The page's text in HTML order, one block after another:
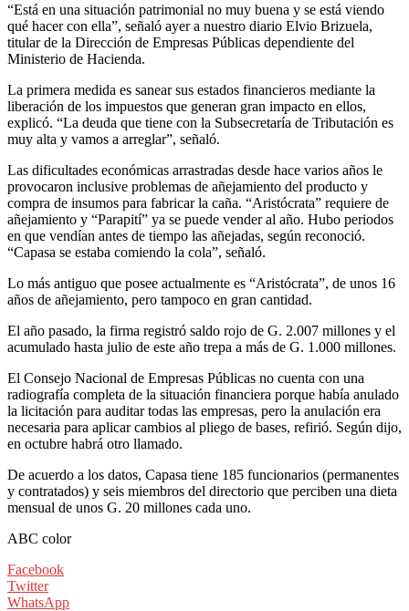
“Está en una situación patrimonial no muy buena y se está viendo
qué hacer con ella”, señaló ayer a nuestro diario Elvio Brizuela,
titular de la Dirección de Empresas Públicas dependiente del
Ministerio de Hacienda.
La primera medida es sanear sus estados financieros mediante la
liberación de los impuestos que generan gran impacto en ellos,
explicó. “La deuda que tiene con la Subsecretaría de Tributación es
muy alta y vamos a arreglar”, señaló.
Las dificultades económicas arrastradas desde hace varios años le
provocaron inclusive problemas de añejamiento del producto y
compra de insumos para fabricar la caña. “Aristócrata” requiere de
añejamiento y “Parapití” ya se puede vender al año. Hubo periodos
en que vendían antes de tiempo las añejadas, según reconoció.
“Capasa se estaba comiendo la cola”, señaló.
Lo más antiguo que posee actualmente es “Aristócrata”, de unos 16
años de añejamiento, pero tampoco en gran cantidad.
El año pasado, la firma registró saldo rojo de G. 2.007 millones y el
acumulado hasta julio de este año trepa a más de G. 1.000 millones.
El Consejo Nacional de Empresas Públicas no cuenta con una
radiografía completa de la situación financiera porque había anulado
la licitación para auditar todas las empresas, pero la anulación era
necesaria para aplicar cambios al pliego de bases, refirió. Según dijo,
en octubre habrá otro llamado.
De acuerdo a los datos, Capasa tiene 185 funcionarios (permanentes
y contratados) y seis miembros del directorio que perciben una dieta
mensual de unos G. 20 millones cada uno.
ABC color
Facebook
Twitter
WhatsApp